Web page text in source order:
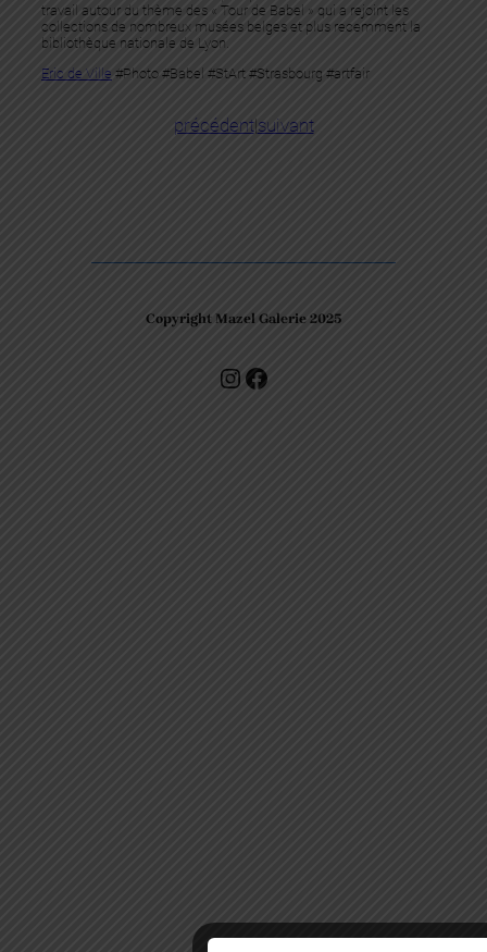
travail autour du thème des « Tour de Babel » qui a rejoint les
collections de nombreux musées belges et plus recemment la
bibliothèque nationale de Lyon.
Eric de Ville #Photo #Babel #StArt #Strasbourg #artfair
précédent|suivant
Copyright Mazel Galerie 2025
Check our photos on Instagram ! Facebook